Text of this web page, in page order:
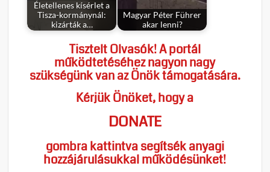
Életellenes kísérlet a
Tisza-kormánynál:
kizárták a…
Magyar Péter Führer
akar lenni?
Tisztelt Olvasók! A portál
működtetéséhez nagyon nagy
szükségünk van az Önök támogatására.
Kérjük Önöket, hogy a
DONATE
gombra kattintva segítsék anyagi
hozzájárulásukkal működésünket!